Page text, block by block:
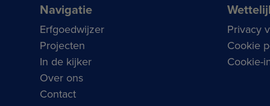
Navigatie
Erfgoedwijzer
Projecten
In de kijker
Over ons
Contact
Privacy
Cookie
Cookie-